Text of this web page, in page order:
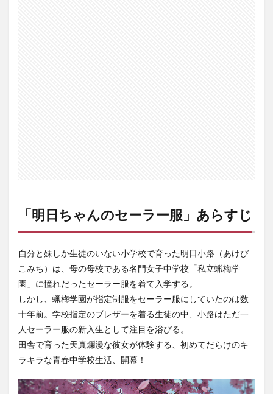
のセ
服」
見ど
ころ
ポイ
3.1
爛
漫！
全力
で青
春す
る眩
「明日ちゃんのセーラー服」あらすじ
自分と妹しか生徒のいない小学校で育った明日小路（あけび
こみち）は、母の母校である名門女子中学校「私立蝋梅学
園」に憧れだったセーラー服を着て入学する。
しかし、蝋梅学園が指定制服をセーラー服にしていたのは数
十年前。学校指定のブレザーを着る生徒の中、 小路はただ一
人セーラー服の新入生として注目を浴びる。
田舎で育った天真爛漫な彼女が体験する、初めてだらけのキ
ラキラな青春中学校生活、開幕！